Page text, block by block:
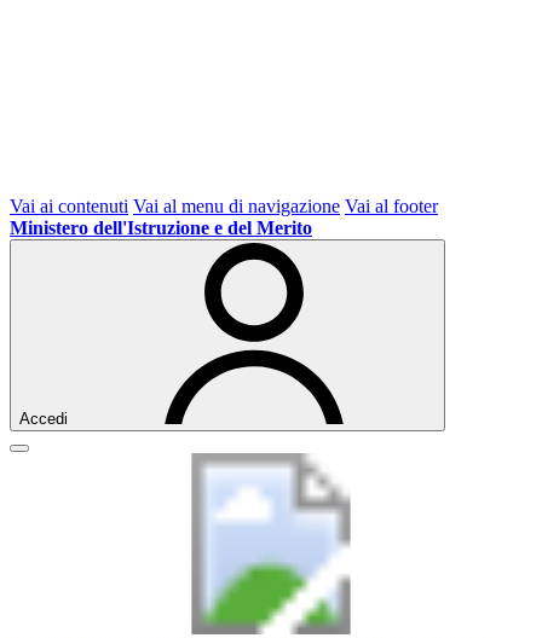
Vai ai contenuti Vai al menu di navigazione Vai al footer
Ministero dell'Istruzione e del Merito
Accedi